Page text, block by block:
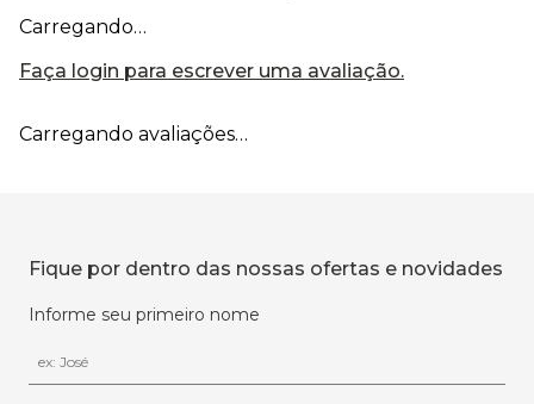
Carregando…
Faça login para escrever uma avaliação.
Carregando avaliações…
Fique por dentro das nossas ofertas e novidades
Informe seu primeiro nome